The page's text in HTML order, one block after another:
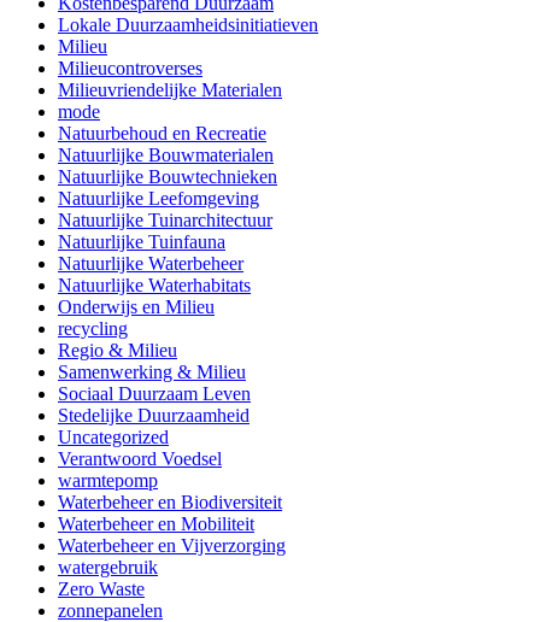
Lokale Duurzaamheidsinitiatieven
Milieu
Milieucontroverses
Milieuvriendelijke Materialen
mode
Natuurbehoud en Recreatie
Natuurlijke Bouwmaterialen
Natuurlijke Bouwtechnieken
Natuurlijke Leefomgeving
Natuurlijke Tuinarchitectuur
Natuurlijke Tuinfauna
Natuurlijke Waterbeheer
Natuurlijke Waterhabitats
Onderwijs en Milieu
recycling
Regio & Milieu
Samenwerking & Milieu
Sociaal Duurzaam Leven
Stedelijke Duurzaamheid
Uncategorized
Verantwoord Voedsel
warmtepomp
Waterbeheer en Biodiversiteit
Waterbeheer en Mobiliteit
Waterbeheer en Vijverzorging
watergebruik
Zero Waste
zonnepanelen